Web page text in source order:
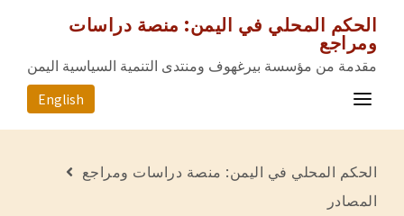
الحكم المحلي في اليمن: منصة دراسات
ومراجع
مقدمة من مؤسسة بيرغهوف ومنتدى التنمية السياسية اليمن
English
الحكم المحلي في اليمن: منصة دراسات ومراجع
المصادر